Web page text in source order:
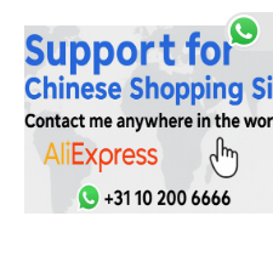
naar
inhoud